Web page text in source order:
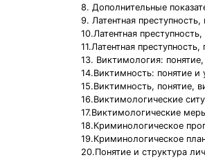
8. Дополнительные
9. Латентная
10.Латентная
11.Латентная
13. Виктимология:
14.Виктимность: понятие и
15.Виктимность, понятие,
16.Виктимологические
17.Виктимологические
18.Криминологическое
19.Криминологическое
20.Понятие и структура